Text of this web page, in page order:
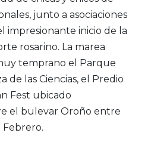
junto a asociaciones
impresionante inicio de la
rosarino. La marea
temprano el Parque
de las Ciencias, el Predio
Fest ubicado
el bulevar Oroño entre
Febrero.